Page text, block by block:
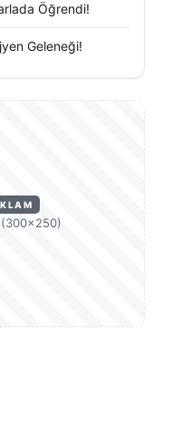
Öğrendi!
Geleneği!
(300×250)